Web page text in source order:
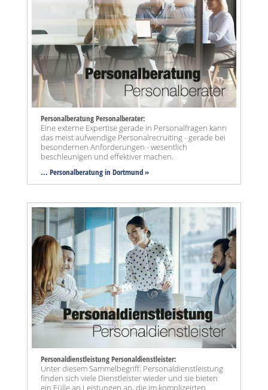
Personalberatung Personalberater:
Eine externe Expertise gerade in Personalfragen kann
das meist aufwendige Personalrecruiting - gerade bei
besondernen Anforderungen - wesentlich
beschleunigen und effektiver machen.
... Personalberatung in Dortmund »
Personaldienstleistung Personaldienstleister:
Unter diesem Sammelbegriff: Personaldienstleistung
finden sich viele Dienstleister wieder und sie bieten
ein Fülle an Leistungen an, die im komplizeirten